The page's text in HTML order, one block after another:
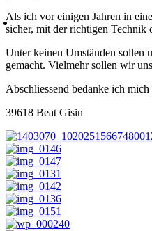
Als ich vor einigen Jahren in
sicher, mit der richtigen Technik
Unter keinen Umständen sollen
gemacht. Vielmehr sollen wir
Abschliessend bedanke ich
39618 Beat Gisin